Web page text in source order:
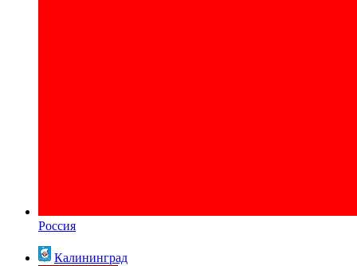
Россия
Калининград